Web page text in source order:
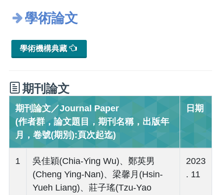
學術論文
學術機構典藏
期刊論文
期刊論文／Journal Paper
(作者群，論文題目，期刊名稱，出版年
月，卷號(期別):頁次起迄)
日期
1
吳佳穎(Chia-Ying Wu)、鄭英男
(Cheng Ying-Nan)、梁馨月(Hsin-
Yueh Liang)、莊子瑤(Tzu-Yao
2023
. 11